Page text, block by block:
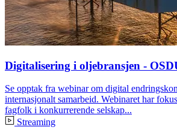
Digitalisering i oljebransjen -
Se opptak fra webinar om digital
internasjonalt samarbeid. Webinaret har
fagfolk i konkurrerende selskap...
Streaming